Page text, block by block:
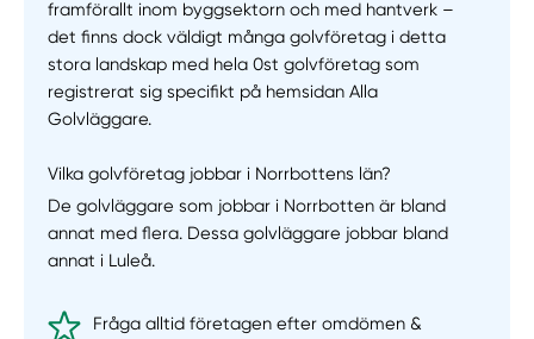
framförallt inom byggsektorn och med hantverk –
det finns dock väldigt många golvföretag i detta
stora landskap med hela 0st golvföretag som
registrerat sig specifikt på hemsidan Alla
Golvläggare.
Vilka golvföretag jobbar i Norrbottens län?
De golvläggare som jobbar i Norrbotten är bland
annat med flera. Dessa golvläggare jobbar bland
annat i Luleå.
Fråga alltid företagen efter omdömen &